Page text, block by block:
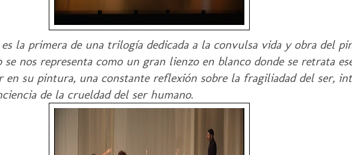
es la primera de una trilogía dedicada a la convulsa vida y obra del
se nos representa como un gran lienzo en blanco donde se retrata
en su pintura, una constante reflexión sobre la fragiliadad del ser,
de la crueldad del ser humano.